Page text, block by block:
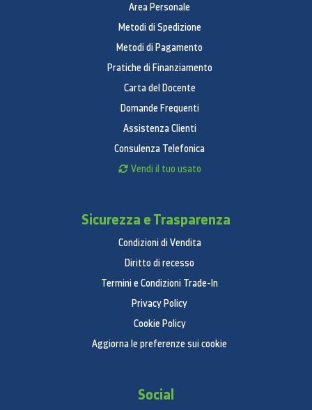
Area Personale
Metodi di Spedizione
Metodi di Pagamento
Pratiche di Finanziamento
Carta del Docente
Domande Frequenti
Assistenza Clienti
Consulenza Telefonica
Vendi il tuo usato
Sicurezza e Trasparenza
Condizioni di Vendita
Diritto di recesso
Termini e Condizioni Trade-In
Privacy Policy
Cookie Policy
Aggiorna le preferenze sui cookie
Social